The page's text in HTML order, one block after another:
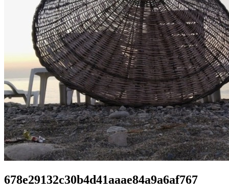
678e29132c30b4d41aaae84a9a6af767